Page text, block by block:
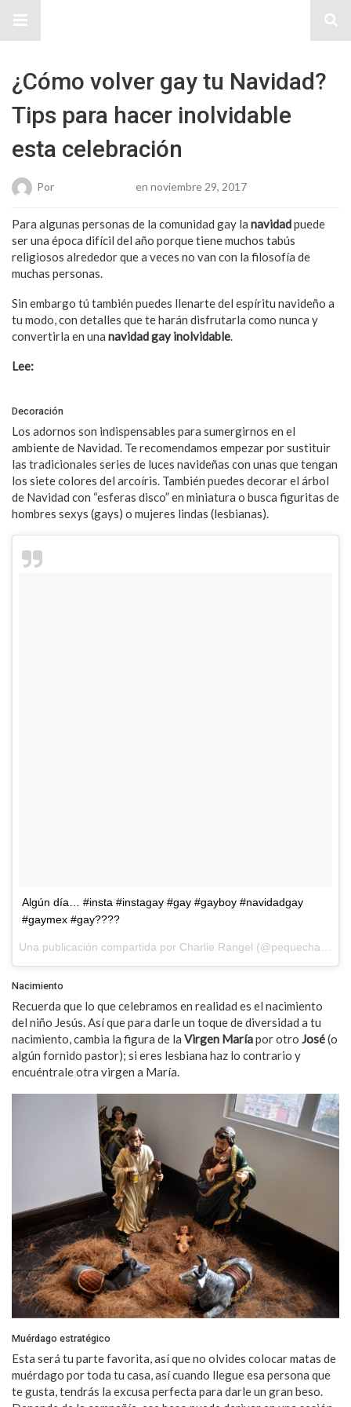
¿Cómo volver gay tu Navidad?
Tips para hacer inolvidable
esta celebración
Por en noviembre 29, 2017
Para algunas personas de la comunidad gay la navidadpuede
ser una época difícil del año porque tiene muchos tabús
religiosos alrededor que a veces no van con la filosofía de
muchas personas.
Sin embargo tú también puedes llenarte del espíritu navideño a
tu modo, con detalles que te harán disfrutarla como nunca y
convertirla en una navidad gay inolvidable.
Lee:
Decoración
Los adornos son indispensables para sumergirnos en el
ambiente de Navidad. Te recomendamos empezar por sustituir
las tradicionales series de luces navideñas con unas que tengan
los siete colores del arcoíris. También puedes decorar el árbol
de Navidad con “esferas disco” en miniatura o busca figuritas de
hombres sexys (gays) o mujeres lindas (lesbianas).
Algún día… #insta #instagay #gay #gayboy #navidadgay
#gaymex #gay????
Nacimiento
Recuerda que lo que celebramos en realidad es el nacimiento
del niño Jesús. Así que para darle un toque de diversidad a tu
nacimiento, cambia la figura de la Virgen Maríapor otro José(o
algún fornido pastor); si eres lesbiana haz lo contrario y
encuéntrale otra virgen a María.
Muérdago estratégico
Esta será tu parte favorita, así que no olvides colocar matas de
muérdago por toda tu casa, así cuando llegue esa persona que
te gusta, tendrás la excusa perfecta para darle un gran beso.